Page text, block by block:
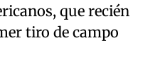
que recién
tiro de campo